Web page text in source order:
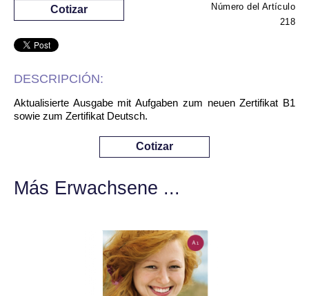
Número del Artículo
218
Cotizar
DESCRIPCIÓN:
Aktualisierte Ausgabe mit Aufgaben zum neuen Zertifikat B1
sowie zum Zertifikat Deutsch.
Cotizar
Más Erwachsene ...